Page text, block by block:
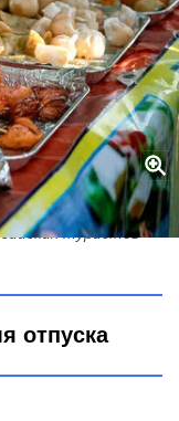
в отпуске - их
туристов
отпуска